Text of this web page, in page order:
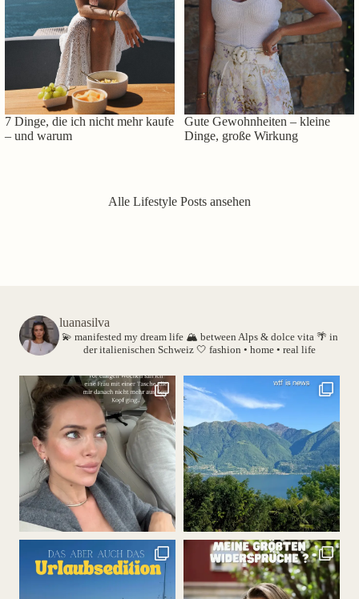
7 Dinge, die ich nicht mehr kaufe
– und warum
Gute Gewohnheiten – kleine
Dinge, große Wirkung
Alle Lifestyle Posts ansehen
luanasilva
💫 manifested my dream life 🏔️ between Alps & dolce vita 🌴 in
der italienischen Schweiz 🤍 fashion • home • real life